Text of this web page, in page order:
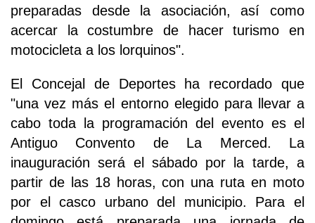
preparadas desde la asociación, así como
acercar la costumbre de hacer turismo en
motocicleta a los lorquinos".
El Concejal de Deportes ha recordado que
"una vez más el entorno elegido para llevar a
cabo toda la programación del evento es el
Antiguo Convento de La Merced. La
inauguración será el sábado por la tarde, a
partir de las 18 horas, con una ruta en moto
por el casco urbano del municipio. Para el